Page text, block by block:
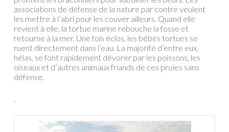
associations de défense de la nature par contre veulent
les mettre à l’abri pour les couver ailleurs. Quand elle
revient à elle, la tortue marine rebouche la fosse et
retourne à la mer. Une fois éclos, les bébés tortues se
ruent directement dans l’eau. La majorité d’entre eux,
hélas, se font rapidement dévorer par les poissons, les
oiseaux et d’autres animaux friands de ces proies sans
défense.